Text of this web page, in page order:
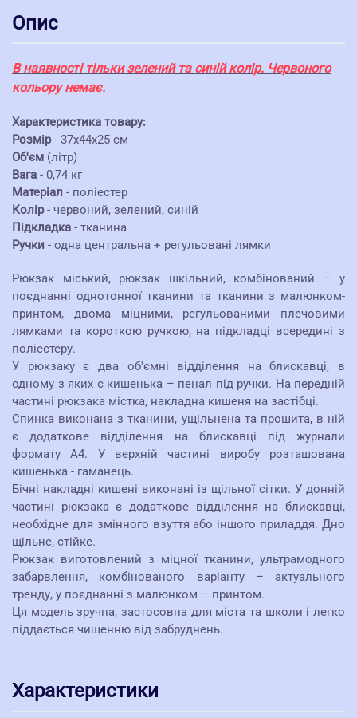
Опис
В наявності тільки зелений та синій колір. Червоного
кольору немає.
Характеристика товару:
Розмір- 37х44х25 см
Об'єм (літр)
Вага - 0,74 кг
Матеріал - поліестер
Колір- червоний, зелений, синій
Підкладка - тканина
Ручки - одна центральна + регульовані лямки
Рюкзак міський, рюкзак шкільний, комбінований – у
поєднанні однотонної тканини та тканини з малюнком-
принтом, двома міцними, регульованими плечовими
лямками та короткою ручкою, на підкладці всередині з
поліестеру.
У рюкзаку є два об'ємні відділення на блискавці, в
одному з яких є кишенька – пенал під ручки. На передній
частині рюкзака містка, накладна кишеня на застібці.
Спинка виконана з тканини, ущільнена та прошита, в ній
є додаткове відділення на блискавці під журнали
формату А4. У верхній частині виробу розташована
кишенька - гаманець.
Бічні накладні кишені виконані із щільної сітки. У донній
частині рюкзака є додаткове відділення на блискавці,
необхідне для змінного взуття або іншого приладдя. Дно
щільне, стійке.
Рюкзак виготовлений з міцної тканини, ультрамодного
забарвлення, комбінованого варіанту – актуального
тренду, у поєднанні з малюнком – принтом.
Ця модель зручна, застосовна для міста та школи і легко
піддається чищенню від забруднень.
Характеристики